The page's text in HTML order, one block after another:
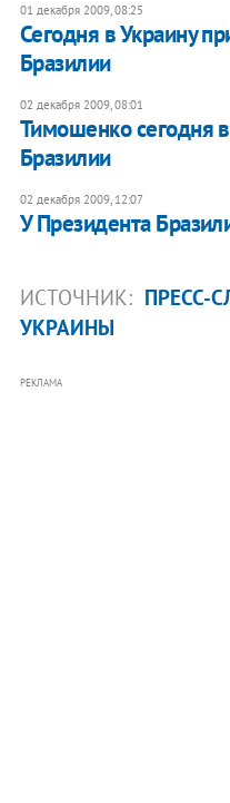
01 декабря 2009, 08:25
Сегодня в Украину
Бразилии
02 декабря 2009, 08:01
Тимошенко сегодня
Бразилии
02 декабря 2009, 12:07
У Президента
ИСТОЧНИК: ПРЕСС-
УКРАИНЫ
РЕКЛАМА